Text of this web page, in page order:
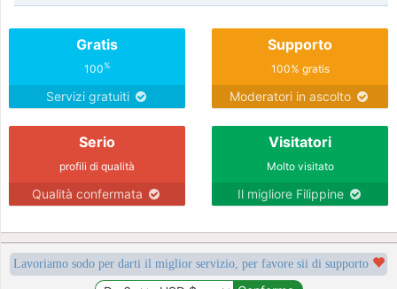
Gratis
100%
Servizi gratuiti
Supporto
100% gratis
Moderatori in ascolto
Serio
profili di qualità
Qualità confermata
Visitatori
Molto visitato
Il migliore Filippine
Lavoriamo sodo per darti il miglior servizio, per favore sii di supporto